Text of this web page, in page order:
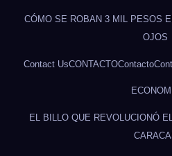
CÓMO SE ROBAN 3 MIL PESOS
OJOS
Contact UsCONTACTOContacto
EL BILLO QUE REVOLUCIONÓ